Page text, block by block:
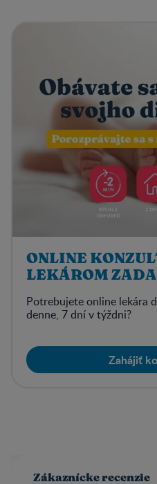
ONLINE
LEKÁROM
Potrebujete online lekára
denne, 7 dní v týždni?
Zahájiť
Zákaznícke recenzie